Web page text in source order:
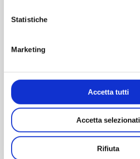
Statistiche
Marketing
Accetta tutti
Accetta selezionati
Rifiuta